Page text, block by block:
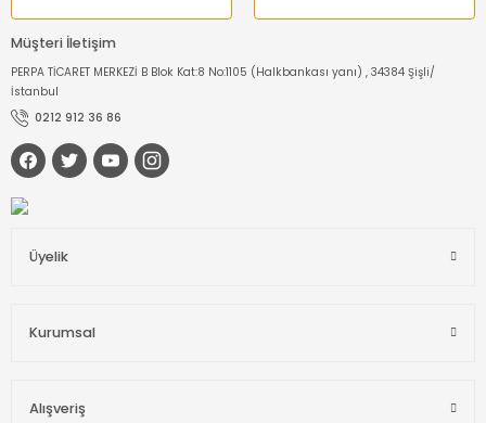
Müşteri İletişim
PERPA TİCARET MERKEZİ B Blok Kat:8 No:1105 (Halkbankası yanı) , 34384 Şişli/
İstanbul
0212 912 36 86
Üyelik
Kurumsal
Alışveriş